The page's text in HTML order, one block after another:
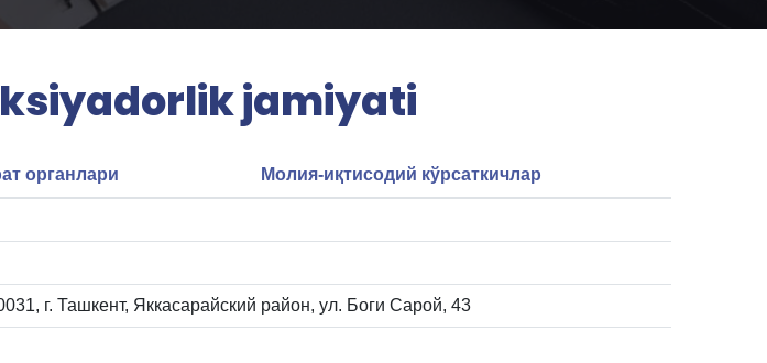
jamiyati
органлари Молия-иқтисодий кўрсаткичлар
г. Ташкент, Яккасарайский район, ул. Боги Сарой, 43